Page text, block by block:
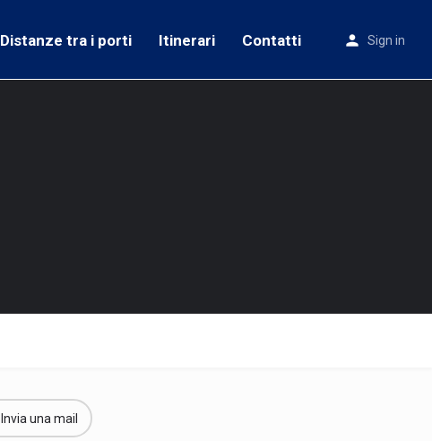
Distanze tra i porti Itinerari Contatti Sign in
Invia una mail